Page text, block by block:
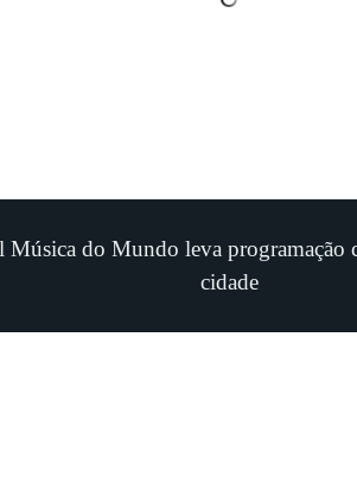
Música do Mundo leva programação
cidade